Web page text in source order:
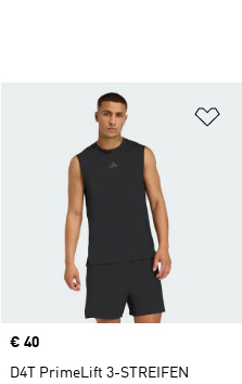
Wunschliste hinzufügen
Price
€ 40
D4T PrimeLift 3-STREIFEN